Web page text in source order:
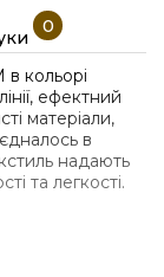
0
в кольорі
ефектний
матеріали,
в
надають
та легкості.